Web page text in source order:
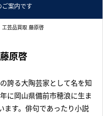
ご案内です
工芸品買取 藤原啓
原啓
誇る大陶芸家として名を知
に岡山県備前市穂浪に生ま
ます。俳句であったり小説